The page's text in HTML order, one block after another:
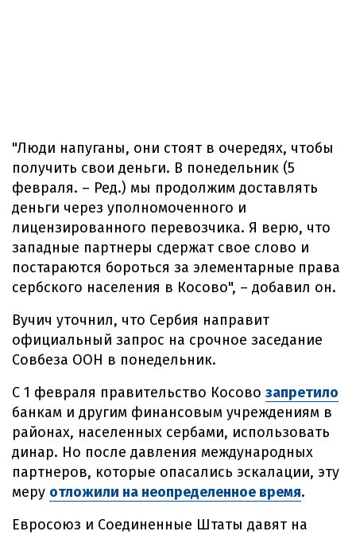
"Люди напуганы, они стоят в очередях, чтобы
получить свои деньги. В понедельник (5
февраля. – Ред.) мы продолжим доставлять
деньги через уполномоченного и
лицензированного перевозчика. Я верю, что
западные партнеры сдержат свое слово и
постараются бороться за элементарные права
сербского населения в Косово", – добавил он.
Вучич уточнил, что Сербия направит
официальный запрос на срочное заседание
Совбеза ООН в понедельник.
С 1 февраля правительство Косово запретило
банкам и другим финансовым учреждениям в
районах, населенных сербами, использовать
динар. Но после давления международных
партнеров, которые опасались эскалации, эту
меру отложили на неопределенное время.
Евросоюз и Соединенные Штаты давят на